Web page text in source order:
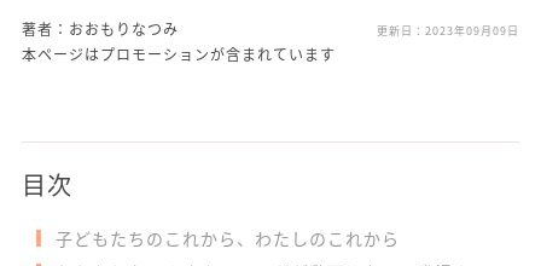
著者：おおもりなつみ 更新日： 2023年09月09日
本ページはプロモーションが含まれています
目次
子どもたちのこれから、わたしのこれから